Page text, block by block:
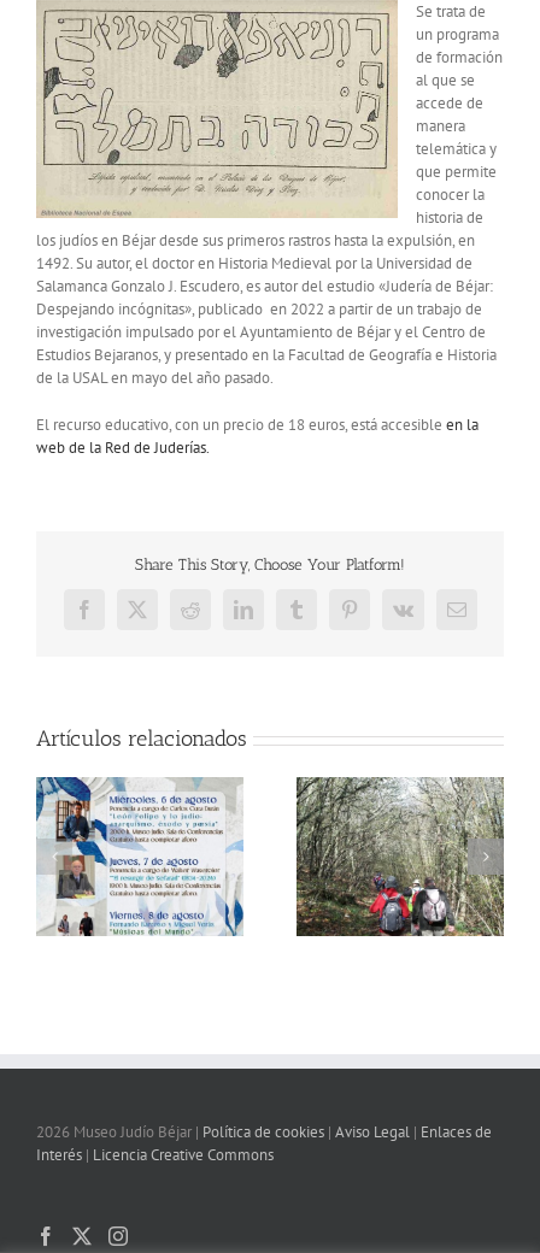
Se trata de
un programa
de formación
al que se
accede de
manera
telemática y
que permite
conocer la
historia de
los judíos en Béjar desde sus primeros rastros hasta la expulsión, en
1492. Su autor, el doctor en Historia Medieval por la Universidad de
Salamanca Gonzalo J. Escudero, es autor del estudio «Judería de Béjar:
Despejando incógnitas», publicado en 2022 a partir de un trabajo de
investigación impulsado por el Ayuntamiento de Béjar y el Centro de
Estudios Bejaranos, y presentado en la Facultad de Geografía e Historia
de la USAL en mayo del año pasado.
El recurso educativo, con un precio de 18 euros, está accesible en la
web de la Red de Juderías.
Share This Story, Choose Your Platform!
Facebook
X RedditLinkedInTumblrPinterest
Vk
Correo
Artículos relacionados
2026 Museo Judío Béjar | Política de cookies | Aviso Legal | Enlaces de
Interés | Licencia Creative Commons